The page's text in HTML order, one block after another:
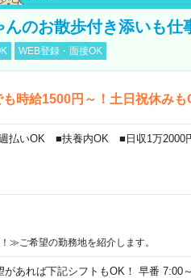
んのお散歩付き添いも仕
WEB登録・面接OK
給1500円～！土日祝休みも
払いOK ■扶養内OK ■日収1万2000
≫ご希望の勤務地を紹介します。
あれば下記シフトもOK！ 早番 7:00